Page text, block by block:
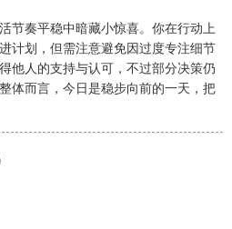
节奏平稳中暗藏小惊喜。你在行动上
计划，但需注意避免因过度专注细节
他人的支持与认可，不过部分决策仍
体而言，今日是稳步向前的一天，把